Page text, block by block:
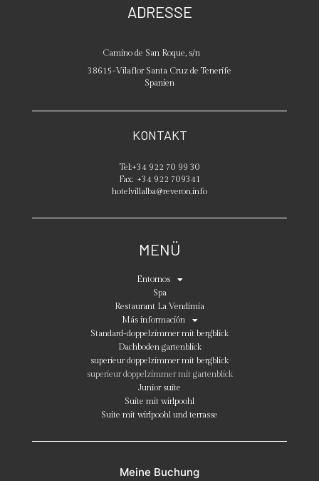
ADRESSE
Camino de San Roque, s/n
38615-Vilaflor Santa Cruz de Tenerife
Spanien
KONTAKT
Tel:+34 922 70 99 30
Fax: +34 922 709341
hotelvillalba@reveron.info
MENÜ
Entornos
Spa
Restaurant La Vendimia
Más información
Standard-doppelzimmer mit bergblick
Dachboden gartenblick
superieur doppelzimmer mit bergblick
superieur doppelzimmer mit gartenblick
Junior suite
Suite mit wirlpoohl
Suite mit wirlpoohl und terrasse
Meine Buchung